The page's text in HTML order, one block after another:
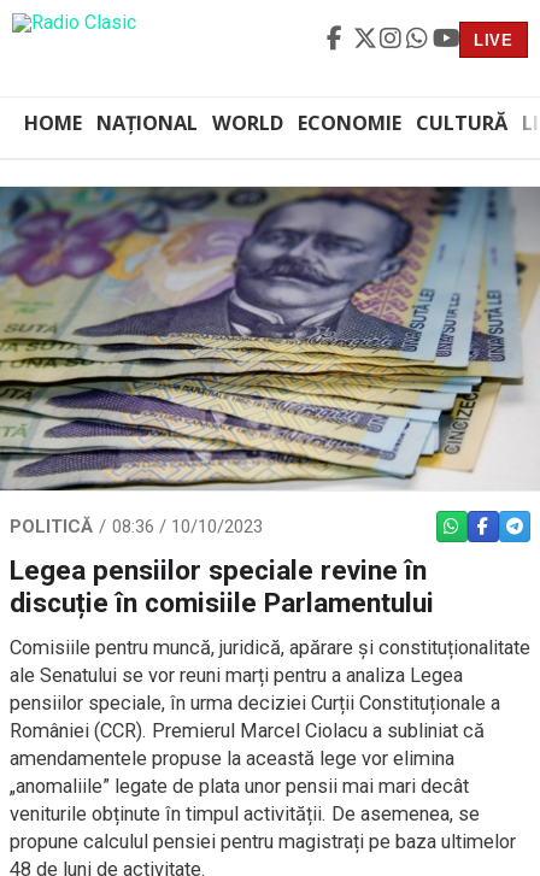
LIVE
HOME NAȚIONAL WORLD ECONOMIE CULTURĂ
POLITICĂ 08:36 / 10/10/2023 WHATSAPP
Legea pensiilor speciale revine în
discuție în comisiile Parlamentului
Comisiile pentru muncă, juridică, apărare și constituționalitate
ale Senatului se vor reuni marți pentru a analiza Legea
pensiilor speciale, în urma deciziei Curții Constituționale a
României (CCR). Premierul Marcel Ciolacu a subliniat că
amendamentele propuse la această lege vor elimina
„anomaliile” legate de plata unor pensii mai mari decât
veniturile obținute în timpul activității. De asemenea, se
propune calculul pensiei pentru magistrați pe baza ultimelor
48 de luni de activitate.